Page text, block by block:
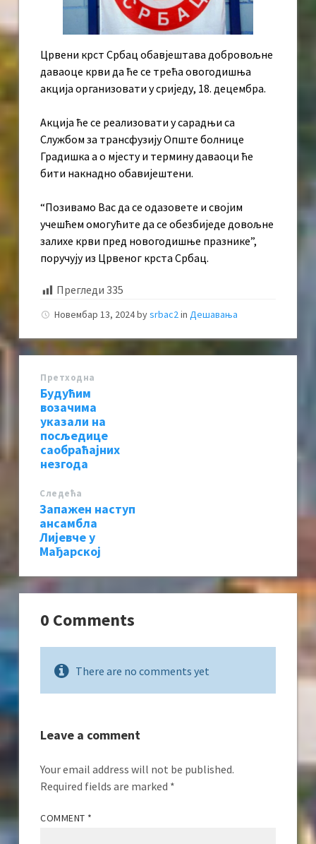
Црвени крст Србац обавјештава добровољне
даваоце крви да ће се трећа овогодишња
акција организовати у сриједу, 18. децембра.
Акција ће се реализовати у сарадњи са
Службом за трансфузију Опште болнице
Градишка а о мјесту и термину даваоци ће
бити накнадно обавијештени.
“Позивамо Вас да се одазовете и својим
учешћем омогућите да се обезбиједе довољне
залихе крви пред новогодишње празнике”,
поручују из Црвеног крста Србац.
Прегледи 335
Новембар 13, 2024bysrbac2 in Дешавања
Претходна
Будућим
возачима
указали на
посљедице
саобраћајних
незгода
Следећa
Запажен наступ
ансамбла
Лијевче у
Мађарској
0 Comments
There are no comments yet
Leave a comment
Your email address will not be published.
Required fields are marked *
COMMENT *